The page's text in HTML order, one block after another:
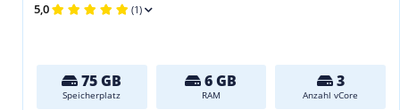
5,0 (1)
75 GB
Speicherplatz
6 GB
RAM
3
Anzahl vCore